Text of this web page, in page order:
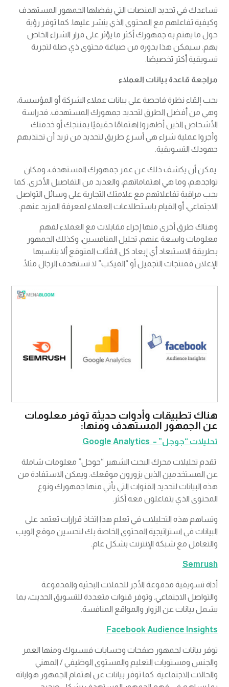
تساعدك في تحديد المنصات التي يفضلها الجمهور المستهدف
وكيفية تفاعلهم مع المحتوى الذي ينشر عليها. كما توفر رؤية
حول ما يهتم به جمهورك أكثر ما يؤثر على قرار الشراء الخاص
بهم. سيمكن هذا بدوره من صياغة محتوى ذي صلة لتجربة
تسويقية أكثر تخصيصًا.
مراجعة قاعدة بيانات العملاء
يجب إلقاء نظرة فاحصة على بيانات عملاء الشركة أو المؤسسة،
وهي من أفضل الطرق لتحديد جمهورك المستهدف. فدراسة
الأشخاص الذين أظهروا اهتمامًا حقيقيًا بمنتجك أو خدمتك
وأجروا عملية شراء هي أسرع طريق لتحديد من تريد أن تجتذبهم
جهودك التسويقية.
يمكن أن يكشف ذلك عن عمر جمهورك المستهدف، ومكان
تواجدهم، وما هي اهتماماتهم، والعديد من التفاصيل الأخرى. كما
يجب مراقبة تفاعلاتهم مع علامتك التجارية على وسائل التواصل
الاجتماعي، أو القيام باستطلاعات العملاء لمعرفة المزيد عنهم.
وهناك طرق أخرى منها إجراء مقابلات مع العملاء لفهم
معلومات واسعة عنهم، تحليل المنافسين، وكذلك الجمهور
بطريقة الاستبعاد أي إبعاد كل الفئات المتوقع ألا يناسبها
الإعلان فمنتجات التجميل أو “الميكب” لا تستهدف الرجال مثلًا.
هناك تطبيقات وأدوات حديثة توفر معلومات
عن الجمهور المستهدف ومنها:
تحليلات “جوجل” – Google Analytics
تقدم تحليلات محرك البحث الشهير “جوجل” معلومات شاملة
عن المستخدمين الذين يزورون موقعك. ويمكن الاستفادة من
هذه البيانات لتحديد القنوات التي يأتي منها جمهورك ونوع
المحتوى الذي يتفاعلون معه أكثر.
وتساهم هذه التحليلات في تعلم هذا اتخاذ قرارات تعتمد على
البيانات في استراتيجية المحتوى الخاصة بك لتحسين موقع الويب
والتعامل مع شبكة الإنترنت بشكل عام.
Semrush
أداة تسويقية مدفوعة الأجر للحملات البحثية والمدفوعة
والتواصل الاجتماعي. وتوفر قنوات متعددة للتسويق الحديث، بما
يشمل بيانات عن الزوار والمواقع المنافسة.
Facebook Audience Insights
توفر بيانات لجمهور صفحات وحسابات فيسبوك ومنها العمر
والجنس ومستويات التعليم والمستوى الوظيفي / المهني
والحالات الاجتماعية. كما توفر بيانات عن اهتمام الجمهور هواياته